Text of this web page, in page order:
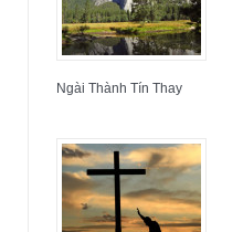
Ngài Thành Tín Thay